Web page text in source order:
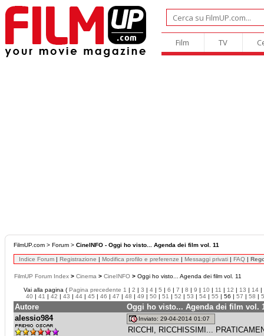
Film TV
FilmUP.com > Forum > CineINFO - Oggi ho visto... Agenda dei film vol. 11
Indice Forum | Registrazione | Modifica profilo e preferenze | Messaggi privati | FAQ |
FilmUP Forum Index > Cinema > CineINFO > Oggi ho visto... Agenda dei film vol. 11
Vai alla pagina ( Pagina precedente 1 | 2 | 3 | 4 | 5 | 6 | 7 | 8 | 9 | 10 | 11 | 12 | 13 | 14 |
40 | 41 | 42 | 43 | 44 | 45 | 46 | 47 | 48 | 49 | 50 | 51 | 52 | 53 | 54 | 55 | 56 | 57 | 58 |
Autore
Oggi ho visto... Agenda dei film vol.
alessio984
Inviato: 29-04-2014 01:07
RICCHI, RICCHISSIMI...